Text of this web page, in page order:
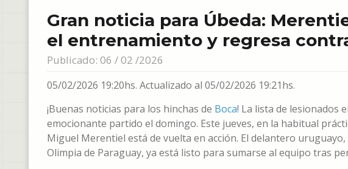
Gran noticia para Úbeda:
el entrenamiento y regresa
Publicado: 06 / 02 /2026
05/02/2026 19:20hs. Actualizado al 05/02/2026 19:21hs.
¡Buenas noticias para los hinchas de Boca! La lista de lesionados
emocionante partido el domingo. Este jueves, en la habitual
Miguel Merentiel está de vuelta en acción. El delantero
Olimpia de Paraguay, ya está listo para sumarse al equipo tras